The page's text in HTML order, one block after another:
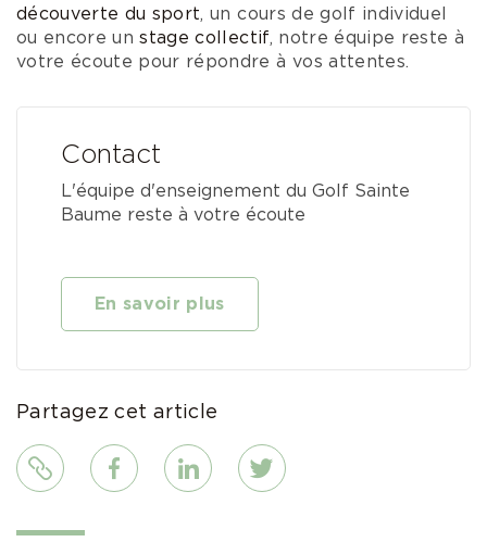
découverte du sport, un cours de golf individuel
ou encore unstage collectif, notre équipe reste à
votre écoute pour répondre à vos attentes.
Contact
L'équipe d'enseignement du Golf Sainte
Baume reste à votre écoute
En savoir plus
Partagez cet article
Lien FacebookLinkedIn Twitter